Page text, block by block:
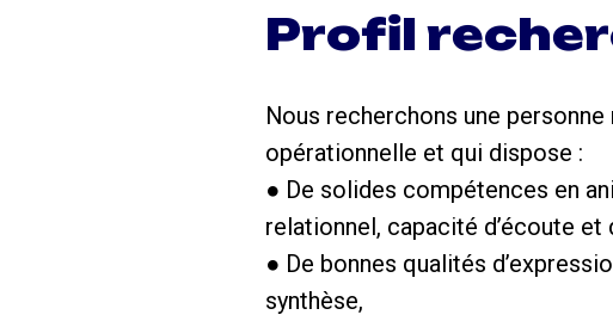
Profil
Nous recherchons une
opérationnelle et qui dispose :
● De solides compétences en
relationnel, capacité d’écoute et
● De bonnes qualités
synthèse,